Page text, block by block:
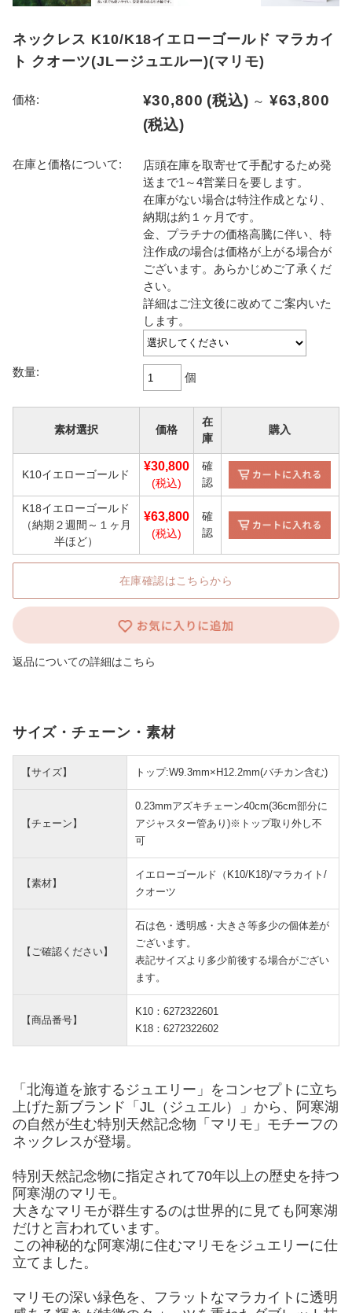
ネックレス K10/K18イエローゴールド マラカイ
ト クオーツ(JLージュエルー)(マリモ)
価格: ¥30,800 (税込) ～ ¥63,800
(税込)
在庫と価格について:
店頭在庫を取寄せて手配するため発
送まで1～4営業日を要します。
在庫がない場合は特注作成となり、
納期は約１ヶ月です。
金、プラチナの価格高騰に伴い、特
注作成の場合は価格が上がる場合が
ございます。あらかじめご了承くだ
さい。
詳細はご注文後に改めてご案内いた
します。
数量: 個
素材選択 価格
在
庫
購入
K10イエローゴールド
¥30,800
(税込)
確
認
K18イエローゴールド
（納期２週間～１ヶ月
半ほど）
¥63,800
(税込)
確
認
在庫確認はこちらから
返品についての詳細はこちら
サイズ・チェーン・素材
【サイズ】 トップ:W9.3mm×H12.2mm(バチカン含む)
【チェーン】
0.23mmアズキチェーン40cm(36cm部分に
アジャスター管あり)※トップ取り外し不
可
【素材】
イエローゴールド（K10/K18)/マラカイト/
クオーツ
【ご確認ください】
石は色・透明感・大きさ等多少の個体差が
ございます。
表記サイズより多少前後する場合がござい
ます。
【商品番号】
K10：6272322601
K18：6272322602
「北海道を旅するジュエリー」をコンセプトに立ち
上げた新ブランド「JL（ジュエル）」から、阿寒湖
の自然が生む特別天然記念物「マリモ」モチーフの
ネックレスが登場。
特別天然記念物に指定されて70年以上の歴史を持つ
阿寒湖のマリモ。
大きなマリモが群生するのは世界的に見ても阿寒湖
だけと言われています。
この神秘的な阿寒湖に住むマリモをジュエリーに仕
立てました。
マリモの深い緑色を、フラットなマラカイトに透明